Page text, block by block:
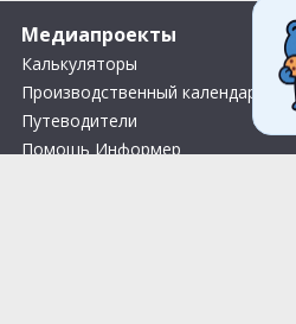
Медиапроекты
Калькуляторы
Производственный календарь
Путеводители
Помощь Информер